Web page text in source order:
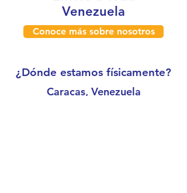
Venezuela
Conoce más sobre nosotros
¿Dónde estamos físicamente?
Caracas, Venezuela